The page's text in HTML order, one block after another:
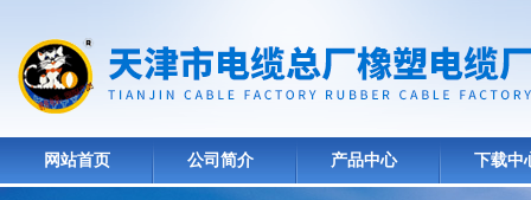
网站首页 公司简介 产品中心 下载中